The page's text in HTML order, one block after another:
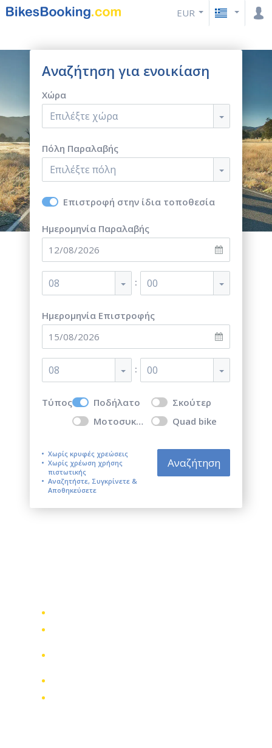
EUR
Αναζήτηση για ενοικίαση
Χώρα
Επιλέξτε χώρα
Πόλη Παραλαβής
Επιλέξτε πόλη
Επιστροφή στην ίδια τοποθεσία
Ημερομηνία Παραλαβής
08 : 00
Ημερομηνία Επιστροφής
08 : 00
Τύπος Ποδήλατο
Σκούτερ
Μοτοσυκλέτα
Quad bike
Χωρίς κρυφές χρεώσεις
Χωρίς χρέωση χρήσης
πιστωτικής
Αναζητήστε, Συγκρίνετε &
Αποθηκεύσετε
Αναζήτηση